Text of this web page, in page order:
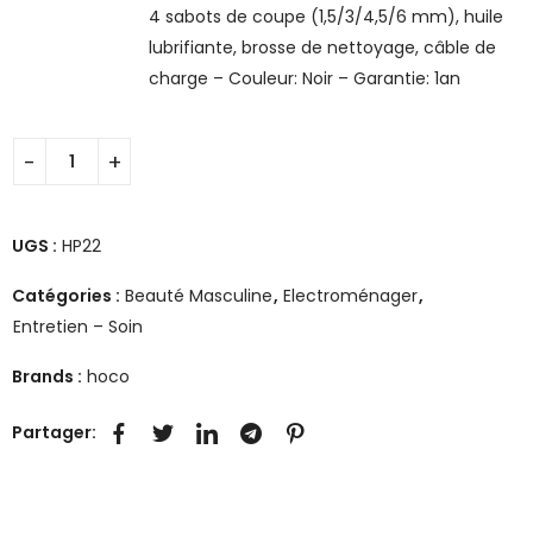
4 sabots de coupe (1,5/3/4,5/6 mm), huile
lubrifiante, brosse de nettoyage, câble de
charge – Couleur: Noir – Garantie: 1an
UGS : HP22
Catégories : Beauté Masculine, Electroménager,
Entretien – Soin
Brands : hoco
Partager: